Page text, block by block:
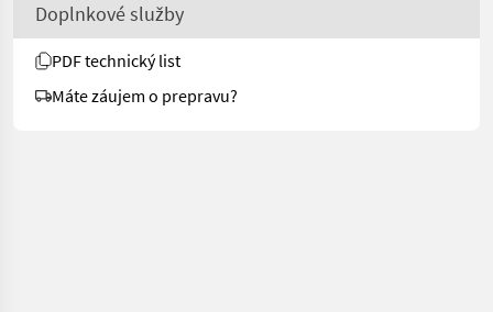
Doplnkové služby
PDF technický list
Máte záujem o prepravu?